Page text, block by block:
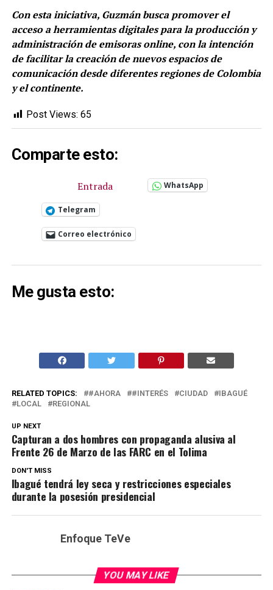
Con esta iniciativa, Guzmán busca promover el
acceso a herramientas digitales para la producción y
administración de emisoras online, con la intención
de facilitar la creación de nuevos espacios de
comunicación desde diferentes regiones de Colombia
y el continente.
Post Views: 65
Comparte esto:
Entrada WhatsApp
Telegram
Correo electrónico
Me gusta esto:
RELATED TOPICS: #AHORA #INTERÉS CIUDAD
IBAGUÉ
LOCAL
REGIONAL
UP NEXT
Capturan a dos hombres con propaganda alusiva al
Frente 26 de Marzo de las FARC en el Tolima
DON'T MISS
Ibagué tendrá ley seca y restricciones especiales
durante la posesión presidencial
Enfoque TeVe
YOU MAY LIKE